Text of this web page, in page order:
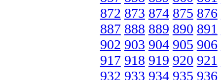
872 873 874 875 876
887 888 889 890 891
902 903 904 905 906
917 918 919 920 921
932 933 934 935 936